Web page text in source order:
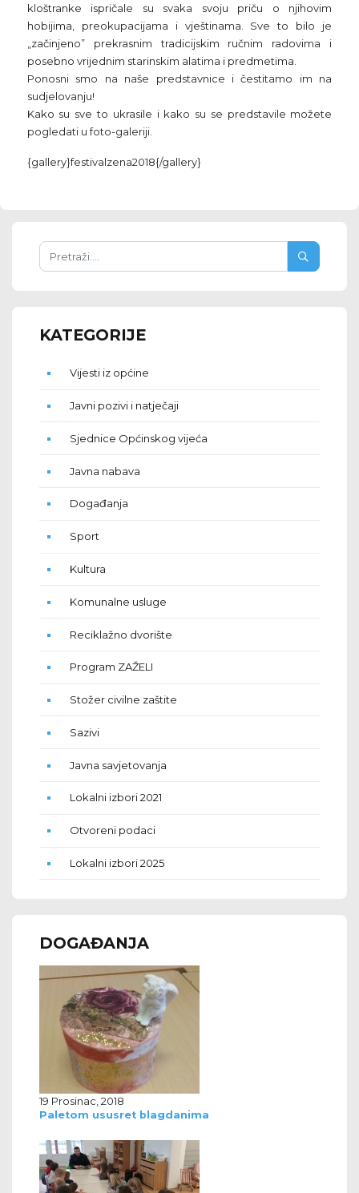
kloštranke ispričale su svaka svoju priču o njihovim
hobijima, preokupacijama i vještinama. Sve to bilo je
„začinjeno” prekrasnim tradicijskim ručnim radovima i
posebno vrijednim starinskim alatima i predmetima.
Ponosni smo na naše predstavnice i čestitamo im na
sudjelovanju!
Kako su sve to ukrasile i kako su se predstavile možete
pogledati u foto-galeriji.
{gallery}festivalzena2018{/gallery}
KATEGORIJE
Vijesti iz općine
Javni pozivi i natječaji
Sjednice Općinskog vijeća
Javna nabava
Događanja
Sport
Kultura
Komunalne usluge
Reciklažno dvorište
Program ZAŽELI
Stožer civilne zaštite
Sazivi
Javna savjetovanja
Lokalni izbori 2021
Otvoreni podaci
Lokalni izbori 2025
DOGAĐANJA
19 Prosinac, 2018
Paletom ususret blagdanima